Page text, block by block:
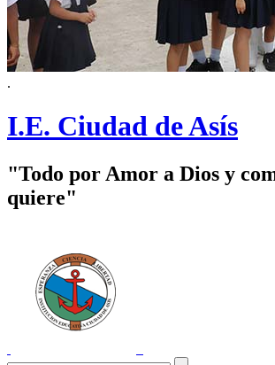
.
I.E. Ciudad de Asís
"Todo por Amor a Dios y
quiere"